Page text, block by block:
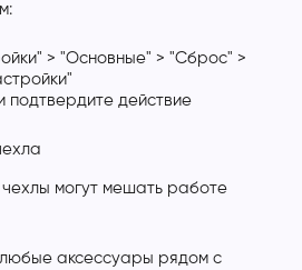
> "Основные" > "Сброс" >
подтвердите действие
могут мешать работе
аксессуары рядом с